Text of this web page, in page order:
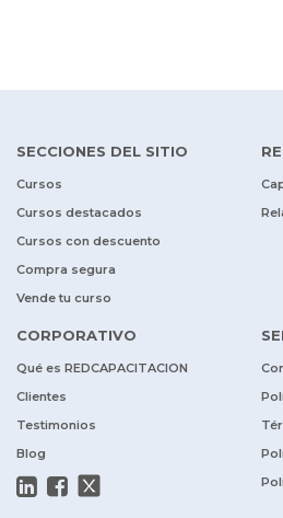
SECCIONES DEL SITIO
Cursos
Cursos destacados
Cursos con descuento
Compra segura
Vende tu curso
CORPORATIVO
Qué es REDCAPACITACION
Clientes
Testimonios
Blog